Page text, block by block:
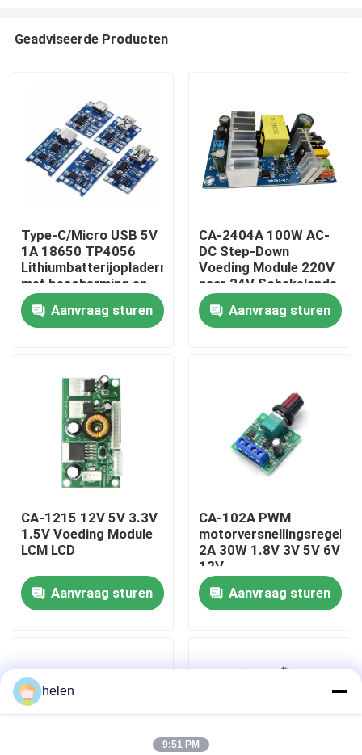
Thuis
Over Ons
Fabriekstour
Kwaliteitscontrole
Neem contact met ons op
Nieuws
Blog
Versterkerbordmodule
Geadviseerde Producten
Type-C/Micro USB 5V
1A 18650 TP4056
Lithiumbatterijopladermodule
met bescherming en
dubbele functies
Aanvraag sturen
CA-2404A 100W AC-
DC Step-Down
Voeding Module 220V
naar 24V Schakelende
Voeding
Aanvraag sturen
CA-1215 12V 5V 3.3V
1.5V Voeding Module
LCM LCD
Aanvraag sturen
CA-102A PWM
motorversnellingsregelaar
2A 30W 1.8V 3V 5V 6V
12V
Aanvraag sturen
helen
9:51 PM